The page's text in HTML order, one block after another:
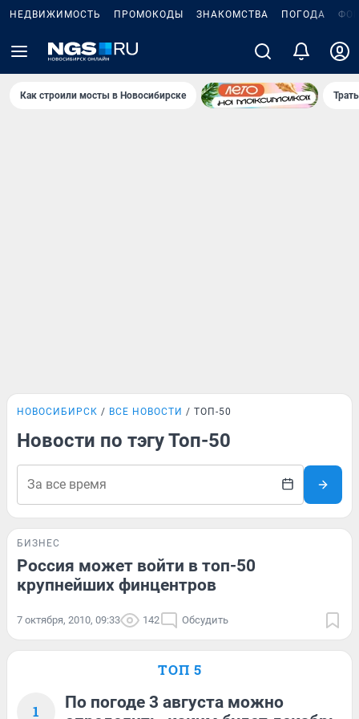
НЕДВИЖИМОСТЬ ПРОМОКОДЫ ЗНАКОМСТВА ПОГОДА
Как строили мосты в Новосибирске
НОВОСИБИРСК ВСЕ НОВОСТИ ТОП-50
Новости по тэгу Топ-50
БИЗНЕС
Россия может войти в топ-50
крупнейших финцентров
7 октября, 2010, 09:33 142 Обсудить
ТОП 5
1
По погоде 3 августа можно